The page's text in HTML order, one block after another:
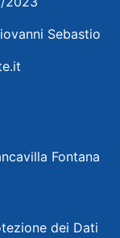
Sebastio
Fontana
dei Dati